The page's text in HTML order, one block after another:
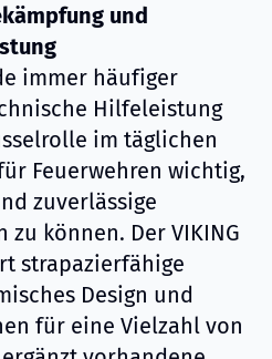
und
immer häufiger
Hilfeleistung
im täglichen
Feuerwehren wichtig,
zuverlässige
zu können. Der VIKING
strapazierfähige
Design und
für eine Vielzahl von